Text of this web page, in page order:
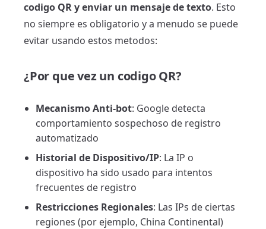
codigo QR y enviar un mensaje de texto. Esto
no siempre es obligatorio y a menudo se puede
evitar usando estos metodos:
¿Por que vez un codigo QR?
Mecanismo Anti-bot: Google detecta
comportamiento sospechoso de registro
automatizado
Historial de Dispositivo/IP: La IP o
dispositivo ha sido usado para intentos
frecuentes de registro
Restricciones Regionales: Las IPs de ciertas
regiones (por ejemplo, China Continental)